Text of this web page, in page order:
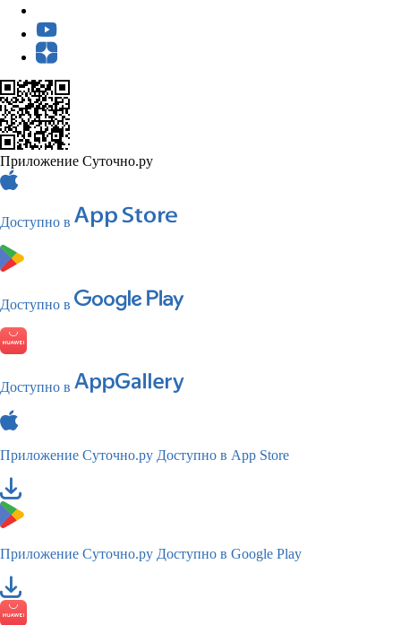
Приложение Суточно.ру
Доступно в
Доступно в
Доступно в
Приложение Суточно.ру Доступно в App Store
Приложение Суточно.ру Доступно в Google Play